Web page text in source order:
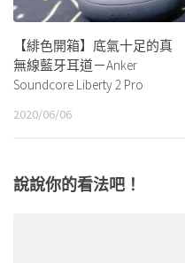
【緋色開箱】底氣十足的真
無線藍牙耳道－Anker
Soundcore Liberty 2 Pro
2020/06/06
說說你的看法吧！